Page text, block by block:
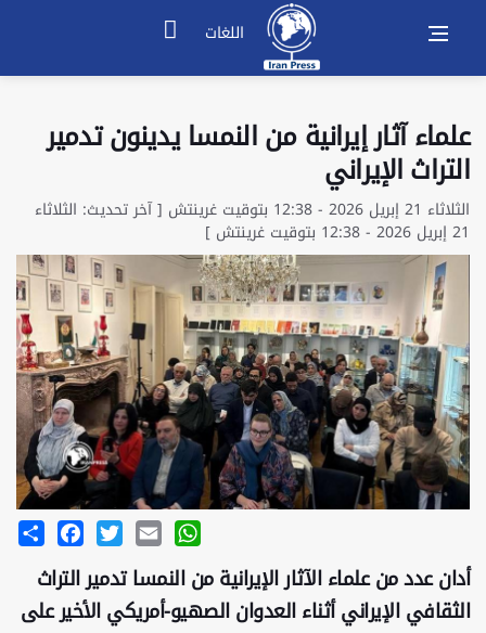
اللغات
علماء آثار إيرانية من النمسا يدينون تدمير
التراث الإيراني
الثلاثاء 21 إبريل 2026 - 12:38 بتوقيت غرينتش [ آخر تحديث: الثلاثاء
21 إبريل 2026 - 12:38 بتوقيت غرينتش ]
Share
FacebookTwitterEmail
WhatsApp
أدان عدد من علماء الآثار الإيرانية من النمسا تدمير التراث
الثقافي الإيراني أثناء العدوان الصهيو-أمريكي الأخير على